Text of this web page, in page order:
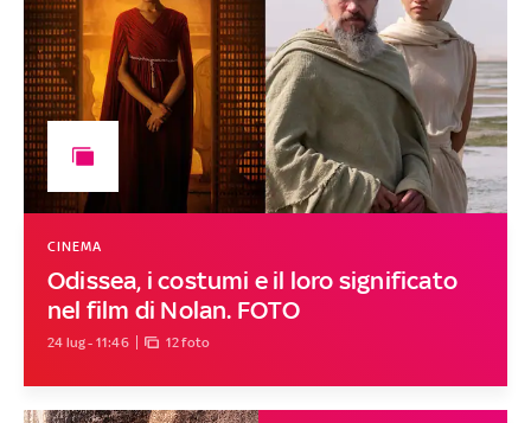
Odissea, i costumi e il loro significato
nel film di Nolan. FOTO
CINEMA
24 lug - 11:46 12 foto